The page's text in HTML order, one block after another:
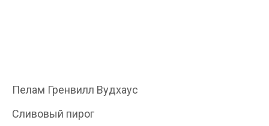
Пелам Гренвилл Вудхаус
Сливовый пирог